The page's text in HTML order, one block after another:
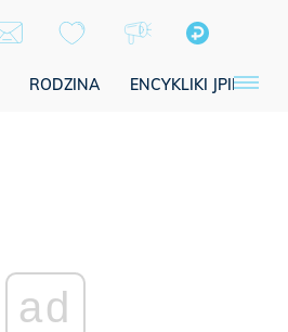
RODZINA ENCYKLIKI JPII
ad